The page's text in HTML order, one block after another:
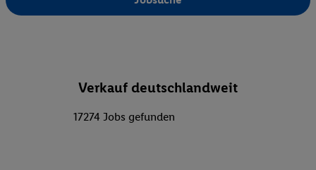
Verkauf deutschlandweit
17274 Jobs gefunden